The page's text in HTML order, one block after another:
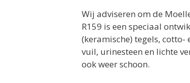
Wij adviseren om de
R159 is een speciaal
(keramische) tegels,
vuil, urinesteen en lichte
ook weer schoon.